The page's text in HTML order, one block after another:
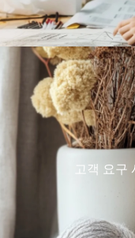
고객 요